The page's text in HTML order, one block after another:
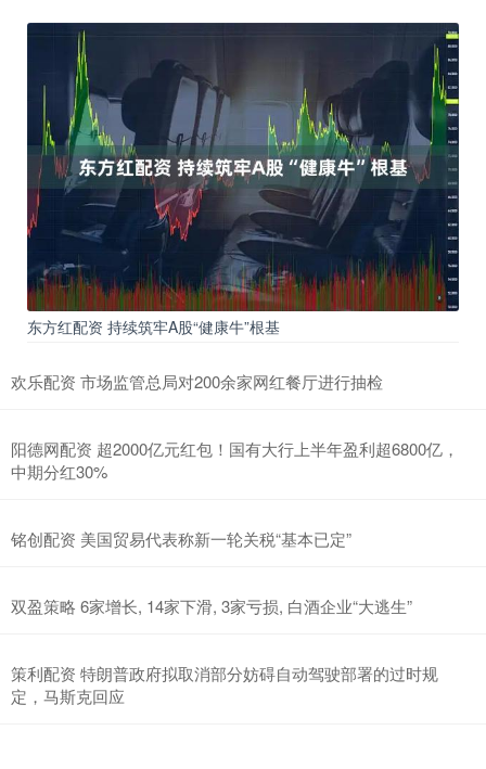
东方红配资 持续筑牢A股“健康牛”根基
欢乐配资 市场监管总局对200余家网红餐厅进行抽检
阳德网配资 超2000亿元红包！国有大行上半年盈利超6800亿，
中期分红30%
铭创配资 美国贸易代表称新一轮关税“基本已定”
双盈策略 6家增长, 14家下滑, 3家亏损, 白酒企业“大逃生”
策利配资 特朗普政府拟取消部分妨碍自动驾驶部署的过时规
定，马斯克回应